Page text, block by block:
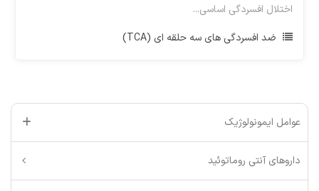
اختلال افسردگی اساسی...
ضد افسردگی های سه حلقه ای (TCA)
عوامل ایمونولوژیک
داروهای آنتی روماتوئید